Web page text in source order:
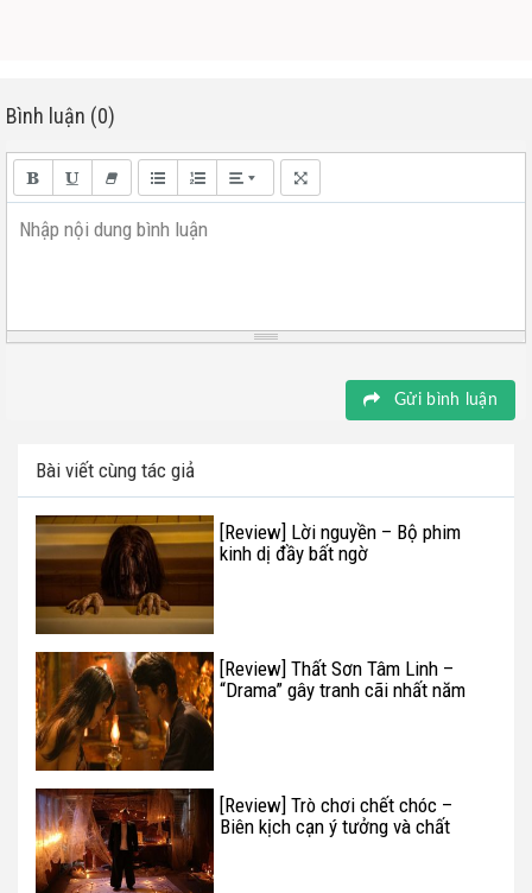
Bình luận (0)
Nhập nội dung bình luận
Gửi bình luận
Bài viết cùng tác giả
[Review] Lời nguyền – Bộ phim
kinh dị đầy bất ngờ
[Review] Thất Sơn Tâm Linh –
“Drama” gây tranh cãi nhất năm
[Review] Trò chơi chết chóc –
Biên kịch cạn ý tưởng và chất